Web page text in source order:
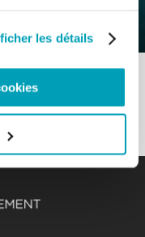
les détails